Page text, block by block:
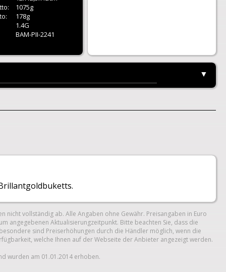
1075g
178g
1.4G
BAM-PII-2241
▼
vollständig ab. Alle Angaben ohne Gewähr. Preisangaben in Euro
angegebenen Aktualisierungzeitpunkt. Bitte beachten Sie, dass die
sind Preiserhöhungen durch die Händler möglich, wenn die
welche Ihnen auf der Webseite der Anbieter angezeigt werden.
wurden am 01.01.2014 erhoben.